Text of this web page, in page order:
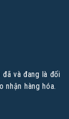
và đang là đối
hàng hóa.